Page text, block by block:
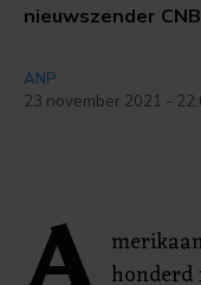
nieuwszender
ANP
23 november 2021 -
honderd